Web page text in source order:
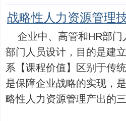
战略性人力资源管理
企业中、高管和HR部
部门人员设计，目的是建
系【课程价值】区别于传
是保障企业战略的实现，
略性人力资源管理产出的